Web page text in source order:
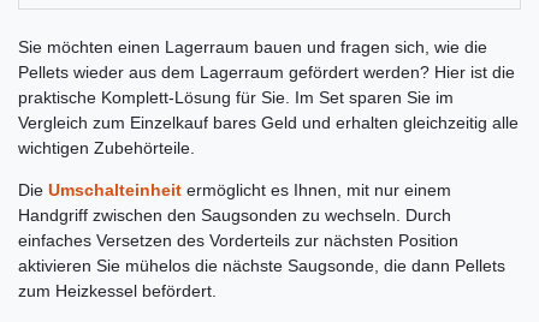
Sie möchten einen Lagerraum bauen und fragen sich, wie die
Pellets wieder aus dem Lagerraum gefördert werden? Hier ist die
praktische Komplett-Lösung für Sie. Im Set sparen Sie im
Vergleich zum Einzelkauf bares Geld und erhalten gleichzeitig alle
wichtigen Zubehörteile.
Die Umschalteinheit ermöglicht es Ihnen, mit nur einem
Handgriff zwischen den Saugsonden zu wechseln. Durch
einfaches Versetzen des Vorderteils zur nächsten Position
aktivieren Sie mühelos die nächste Saugsonde, die dann Pellets
zum Heizkessel befördert.